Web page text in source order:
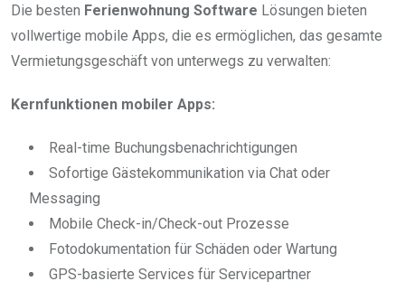
Die besten Ferienwohnung Software Lösungen bieten
vollwertige mobile Apps, die es ermöglichen, das gesamte
Vermietungsgeschäft von unterwegs zu verwalten:
Kernfunktionen mobiler Apps:
Real-time Buchungsbenachrichtigungen
Sofortige Gästekommunikation via Chat oder
Messaging
Mobile Check-in/Check-out Prozesse
Fotodokumentation für Schäden oder Wartung
GPS-basierte Services für Servicepartner